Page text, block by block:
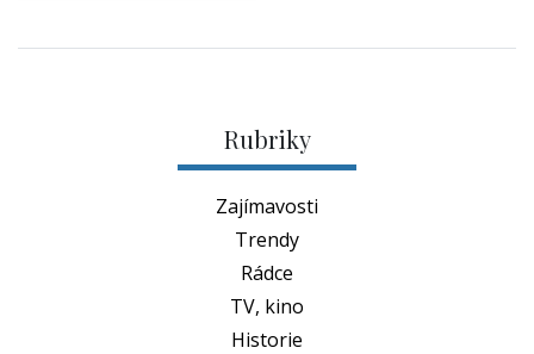
Rubriky
Zajímavosti
Trendy
Rádce
TV, kino
Historie